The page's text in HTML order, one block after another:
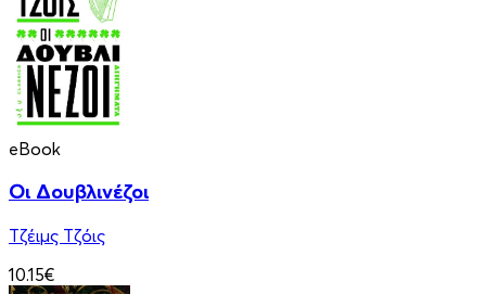
eBook
Οι Δουβλινέζοι
Τζέιμς Τζόις
10.15€